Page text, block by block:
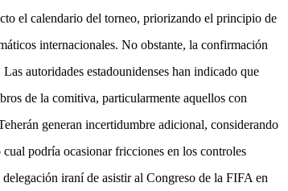
el calendario del torneo, priorizando el principio de
internacionales. No obstante, la confirmación
autoridades estadounidenses han indicado que
de la comitiva, particularmente aquellos con
generan incertidumbre adicional, considerando
podría ocasionar fricciones en los controles
iraní de asistir al Congreso de la FIFA en